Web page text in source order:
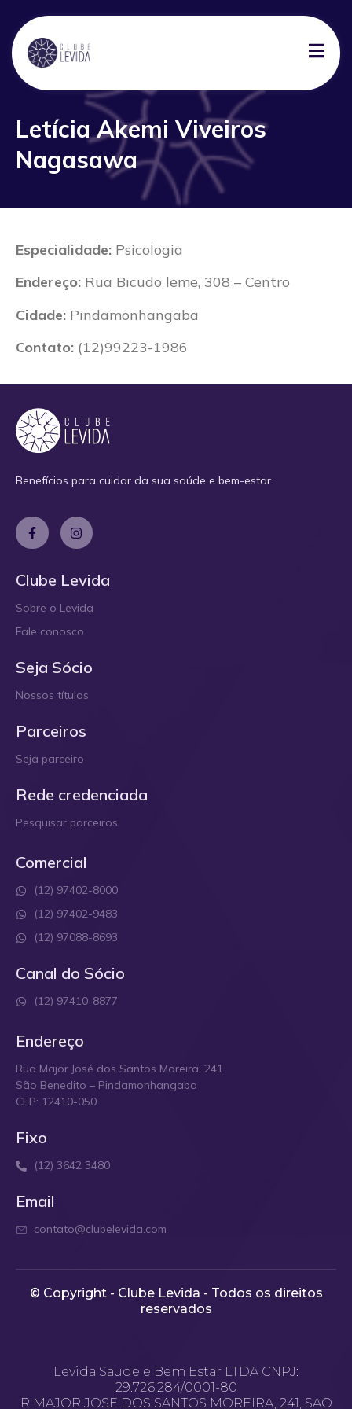
Letícia Akemi Viveiros
Nagasawa
Especialidade: Psicologia
Endereço: Rua Bicudo leme, 308 – Centro
Cidade: Pindamonhangaba
Contato: (12)99223-1986
Benefícios para cuidar da sua saúde e bem-estar
Clube Levida
Sobre o Levida
Fale conosco
Seja Sócio
Nossos títulos
Parceiros
Seja parceiro
Rede credenciada
Pesquisar parceiros
Comercial
(12) 97402-8000
(12) 97402-9483
(12) 97088-8693
Canal do Sócio
(12) 97410-8877
Endereço
Rua Major José dos Santos Moreira, 241
São Benedito – Pindamonhangaba
CEP: 12410-050
Fixo
(12) 3642 3480
Email
contato@clubelevida.com
© Copyright - Clube Levida - Todos os direitos
reservados​
Levida Saude e Bem Estar LTDA CNPJ:
29.726.284/0001-80
R MAJOR JOSE DOS SANTOS MOREIRA, 241, SAO